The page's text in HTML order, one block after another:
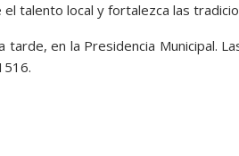
talento local y fortalezca las
en la Presidencia Municipal.